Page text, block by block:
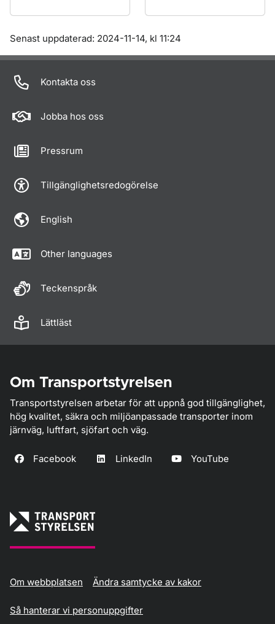
Om sidan
Senast uppdaterad: 2024-11-14, kl 11:24
Kontakta oss
Jobba hos oss
Pressrum
Tillgänglighetsredogörelse
English
Other languages
Teckenspråk
Lättläst
Om Transportstyrelsen
Transportstyrelsen arbetar för att uppnå god tillgänglighet,
hög kvalitet, säkra och miljöanpassade transporter inom
järnväg, luftfart, sjöfart och väg.
Facebook LinkedIn YouTube
Om webbplatsen Ändra samtycke av kakor
Så hanterar vi personuppgifter